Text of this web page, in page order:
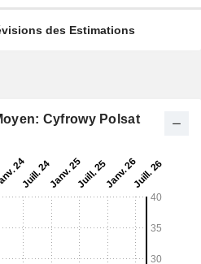
des Estimations
Cyfrowy Polsat